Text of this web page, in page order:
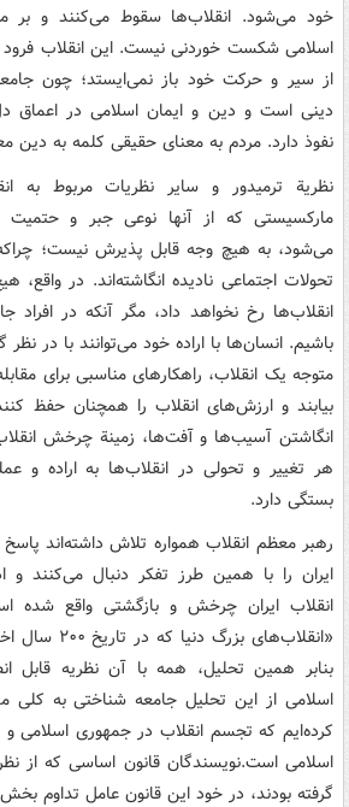
خود می‌شود. انقلاب‌ها سقوط می‌کنند و بر
اسلامی شکست خوردنی نیست. این انقلاب
از سیر و حرکت خود باز نمی‌ایستد؛ چون
دینی است و دین و ایمان اسلامی در اعماق
نفوذ دارد. مردم به معنای حقیقی کلمه به دین
نظریة ترمیدور و سایر نظریات مربوط به
مارکسیستی که از آنها نوعی جبر و حتمیت
می‌شود، به هیچ وجه قابل پذیرش نیست؛ چراکه
تحولات اجتماعی نادیده انگاشته‌اند. در
انقلاب‌ها رخ نخواهد داد، مگر آنکه در
باشیم. انسان‌ها با اراده خود می‌توانند با در
متوجه یک انقلاب، راهکارهای مناسبی برای
بیابند و ارزش‌های انقلاب را همچنان حفظ
انگاشتن آسیب‌ها و آفت‌ها، زمینة چرخش انقلاب
هر تغییر و تحولی در انقلاب‌ها به اراده و
بستگی دارد.
رهبر معظم انقلاب همواره تلاش داشته‌اند
ایران را با همین طرز تفکر دنبال می‌کنند و
انقلاب ایران چرخش و بازگشتی واقع شده
«انقلاب‌های
بنابر همین تحلیل‌، همه با آن نظریه قابل
اسلامی از این تحلیل جامعه شناختی به
کرده‌ایم که تجسم انقلاب در جمهوری اسلامی
اسلامی است.نویسندگان قانون اساسی که از
گرفته بودند، در خود این قانون عامل تداوم بخش